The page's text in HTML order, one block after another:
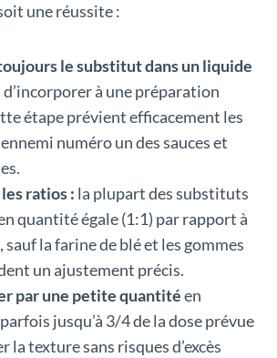
une réussite :
le substitut dans un liquide
à une préparation
étape prévient efficacement les
numéro un des sauces et
ratios : la plupart des substituts
quantité égale (1:1) par rapport à
sauf la farine de blé et les gommes
un ajustement précis.
par une petite quantitéen
jusqu’à 3/4 de la dose prévue
la texture sans risques d’excès